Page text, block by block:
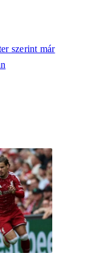
szerint már